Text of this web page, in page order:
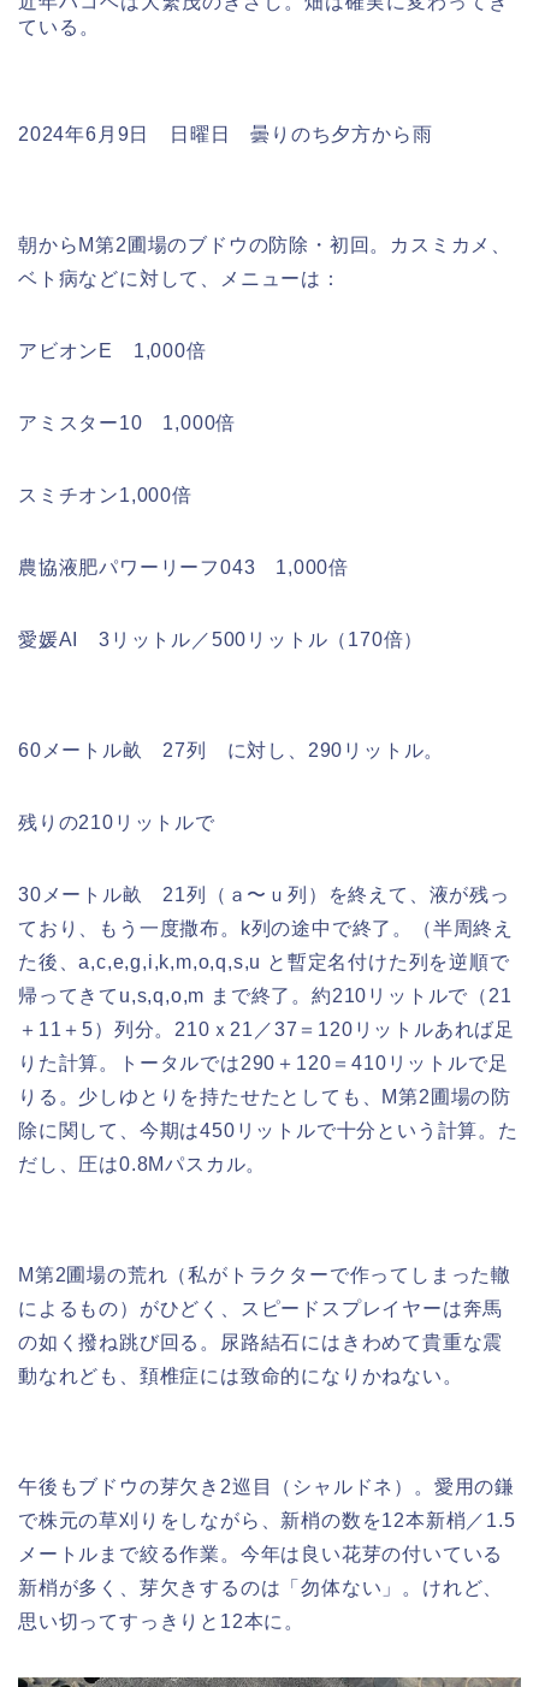
ている。
2024年6月9日 日曜日 曇りのち夕方から雨
朝からM第2圃場のブドウの防除・初回。カスミカメ、
ベト病などに対して、メニューは：
アビオンE 1,000倍
アミスター10 1,000倍
スミチオン1,000倍
農協液肥パワーリーフ043 1,000倍
愛媛AI 3リットル／500リットル（170倍）
60メートル畝 27列 に対し、290リットル。
残りの210リットルで
30メートル畝 21列（ａ〜ｕ列）を終えて、液が残っ
ており、もう一度撒布。k列の途中で終了。（半周終え
た後、a,c,e,g,i,k,m,o,q,s,u と暫定名付けた列を逆順で
帰ってきてu,s,q,o,m まで終了。約210リットルで（21
＋11＋5）列分。210ｘ21／37＝120リットルあれば足
りた計算。トータルでは290＋120＝410リットルで足
りる。少しゆとりを持たせたとしても、M第2圃場の防
除に関して、今期は450リットルで十分という計算。た
だし、圧は0.8Mパスカル。
M第2圃場の荒れ（私がトラクターで作ってしまった轍
によるもの）がひどく、スピードスプレイヤーは奔馬
の如く撥ね跳び回る。尿路結石にはきわめて貴重な震
動なれども、頚椎症には致命的になりかねない。
午後もブドウの芽欠き2巡目（シャルドネ）。愛用の鎌
で株元の草刈りをしながら、新梢の数を12本新梢／1.5
メートルまで絞る作業。今年は良い花芽の付いている
新梢が多く、芽欠きするのは「勿体ない」。けれど、
思い切ってすっきりと12本に。